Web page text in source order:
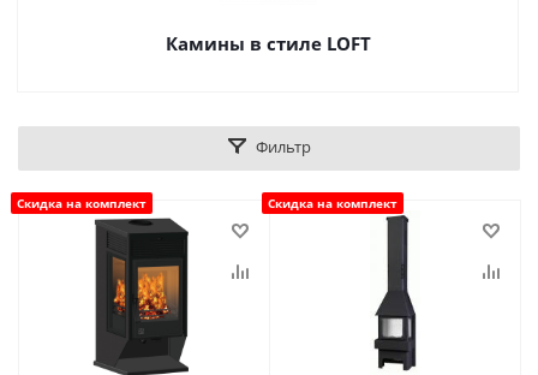
Камины в стиле LOFT
Фильтр
Скидка на комплект Скидка на комплект